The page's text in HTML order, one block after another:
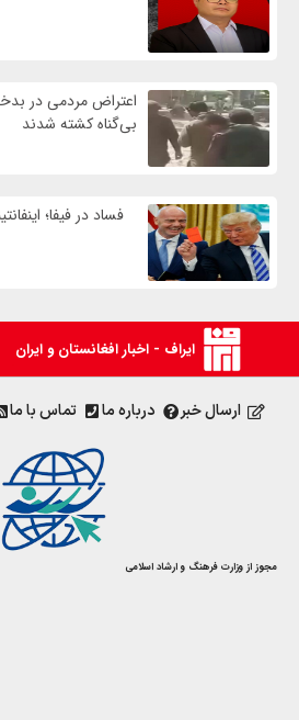
اعتراض مردمی در
بی‌گناه کشته شدند
فساد در فیفا؛
ایراف - اخبار افغانستان و ایران
ارسال خبر درباره ما تماس با ما
مجوز از وزارت فرهنگ و ارشاد اسلامی